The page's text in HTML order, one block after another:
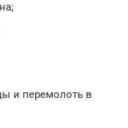
и перемолоть в